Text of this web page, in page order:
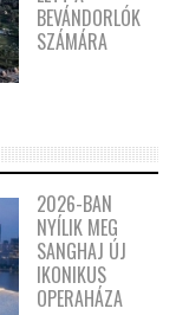
BEVÁNDORLÓK
SZÁMÁRA
2026-BAN
NYÍLIK MEG
SANGHAJ ÚJ
IKONIKUS
OPERAHÁZA